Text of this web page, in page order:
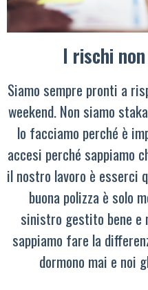
I rischi
Siamo sempre pronti a
weekend. Non siamo
lo facciamo perché è
accesi perché sappiamo
il nostro lavoro è esserci
buona polizza è solo
sinistro gestito bene e
sappiamo fare la
dormono mai e noi